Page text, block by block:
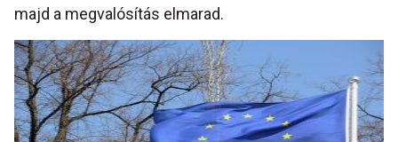
majd a megvalósítás elmarad.